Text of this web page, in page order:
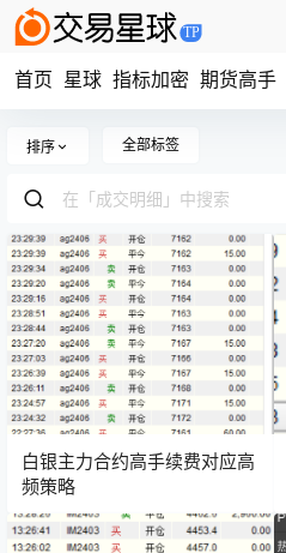
首页 星球 指标加密 期货高手
排序 全部标签
白银主力合约高手续费对应高
频策略